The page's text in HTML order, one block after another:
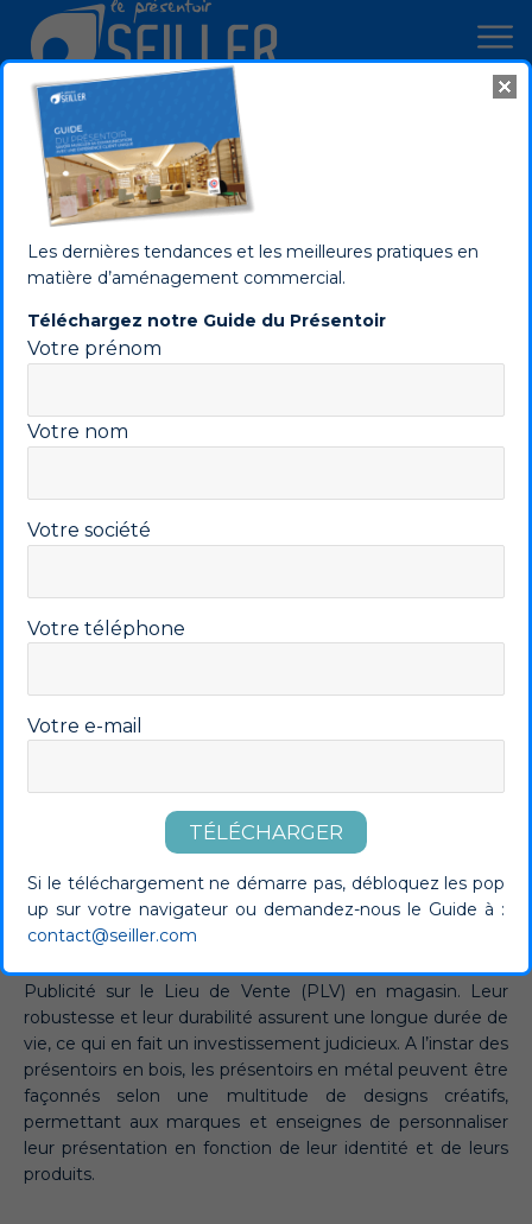
Les avantages d'un
présentoir métallique
pour valoriser vos
produits
Pourquoi équiper votre
magasin d’une PLV métal ?
Un matériau robuste
Les présentoirs en métal présentent un intérêt certain
Publicité sur le Lieu de Vente (PLV) en magasin. Leur
robustesse et leur durabilité assurent une longue durée de
vie, ce qui en fait un investissement judicieux. A l’instar des
présentoirs en bois, les présentoirs en métal peuvent être
façonnés selon une multitude de designs créatifs,
permettant aux marques et enseignes de personnaliser
leur présentation en fonction de leur identité et de leurs
produits.
Les dernières tendances et les meilleures pratiques en
matière d’aménagement commercial.
Téléchargez notre Guide du Présentoir
Votre prénom
Votre nom
Votre société
Votre téléphone
Votre e-mail
Si le téléchargement ne démarre pas, débloquez les pop
up sur votre navigateur ou demandez-nous le Guide à :
contact@seiller.com
Cookies management panel